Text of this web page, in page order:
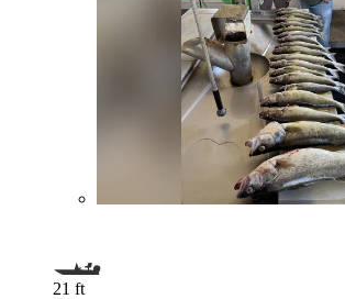
21 ft